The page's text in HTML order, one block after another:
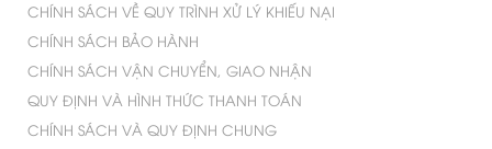
CHÍNH SÁCH VỀ QUY TRÌNH XỬ LÝ KHIẾU NẠI
CHÍNH SÁCH BẢO HÀNH
CHÍNH SÁCH VẬN CHUYỂN, GIAO NHẬN
QUY ĐỊNH VÀ HÌNH THỨC THANH TOÁN
CHÍNH SÁCH VÀ QUY ĐỊNH CHUNG